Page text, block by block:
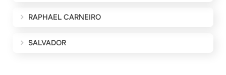
RAPHAEL CARNEIRO
SALVADOR